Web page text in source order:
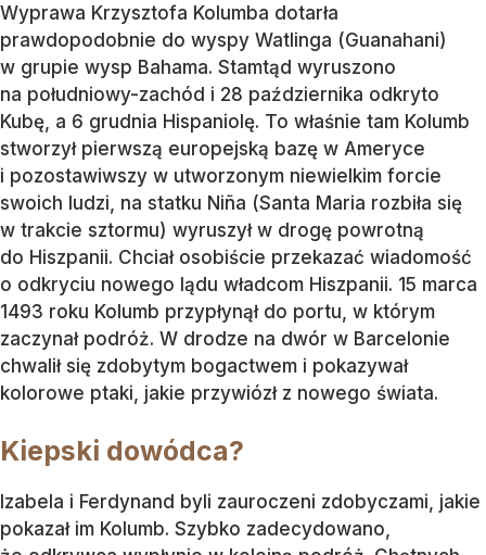
Wyprawa Krzysztofa Kolumba dotarła
prawdopodobnie do wyspy Watlinga (Guanahani)
w grupie wysp Bahama. Stamtąd wyruszono
na południowy-zachód i 28 października odkryto
Kubę, a 6 grudnia Hispaniolę. To właśnie tam Kolumb
stworzył pierwszą europejską bazę w Ameryce
i pozostawiwszy w utworzonym niewielkim forcie
swoich ludzi, na statku Niña (Santa Maria rozbiła się
w trakcie sztormu) wyruszył w drogę powrotną
do Hiszpanii. Chciał osobiście przekazać wiadomość
o odkryciu nowego lądu władcom Hiszpanii. 15 marca
1493 roku Kolumb przypłynął do portu, w którym
zaczynał podróż. W drodze na dwór w Barcelonie
chwalił się zdobytym bogactwem i pokazywał
kolorowe ptaki, jakie przywiózł z nowego świata.
Kiepski dowódca?
Izabela i Ferdynand byli zauroczeni zdobyczami, jakie
pokazał im Kolumb. Szybko zadecydowano,